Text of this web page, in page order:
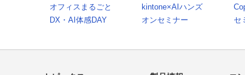
オフィスまるごと
DX・AI体感DAY
kintone×AIハンズ
オンセミナー
セ